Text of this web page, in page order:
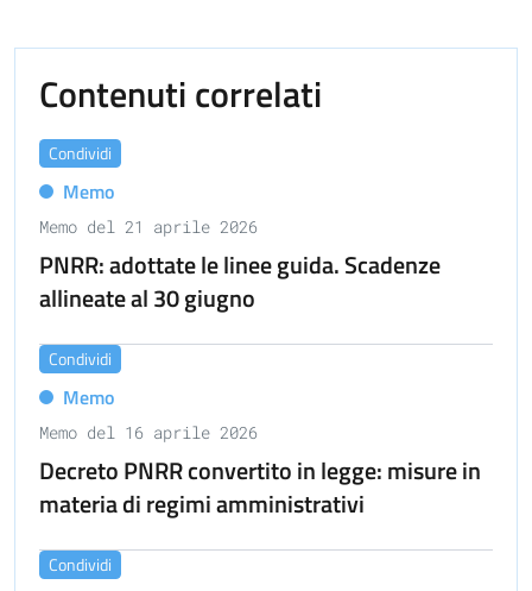
Contenuti correlati
Condividi
Memo
Memo del 21 aprile 2026
PNRR: adottate le linee guida. Scadenze
allineate al 30 giugno
Condividi
Memo
Memo del 16 aprile 2026
Decreto PNRR convertito in legge: misure in
materia di regimi amministrativi
Condividi